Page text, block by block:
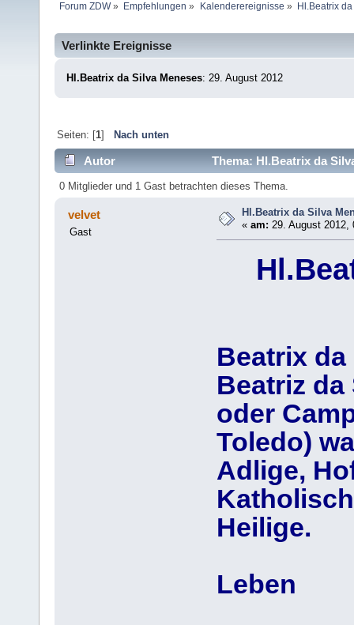
Forum ZDW» Empfehlungen » Kalenderereignisse » Hl.Beatrix
Verlinkte Ereignisse
Hl.Beatrix da Silva Meneses: 29. August 2012
Seiten: [1] Nach unten
Autor Thema: Hl.Beatrix da
0 Mitglieder und 1 Gast betrachten dieses Thema.
velvet
Gast
Hl.Beatrix da Silva
«am: 29. August 2012,
Beatrix da
Beatriz da
oder
Toledo)
Adlige,
Heilige.
Leben